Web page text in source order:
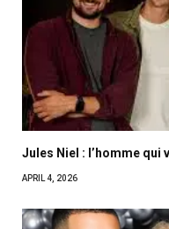
Jules Niel : l’homme qui
APRIL 4, 2026